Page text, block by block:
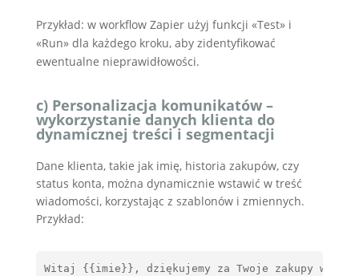
Przykład: w workflow Zapier użyj funkcji «Test» i
«Run» dla każdego kroku, aby zidentyfikować
ewentualne nieprawidłowości.
c) Personalizacja komunikatów –
wykorzystanie danych klienta do
dynamicznej treści i segmentacji
Dane klienta, takie jak imię, historia zakupów, czy
status konta, można dynamicznie wstawić w treść
wiadomości, korzystając z szablonów i zmiennych.
Przykład:
Witaj {{imie}}, dziękujemy za Twoje zakupy w